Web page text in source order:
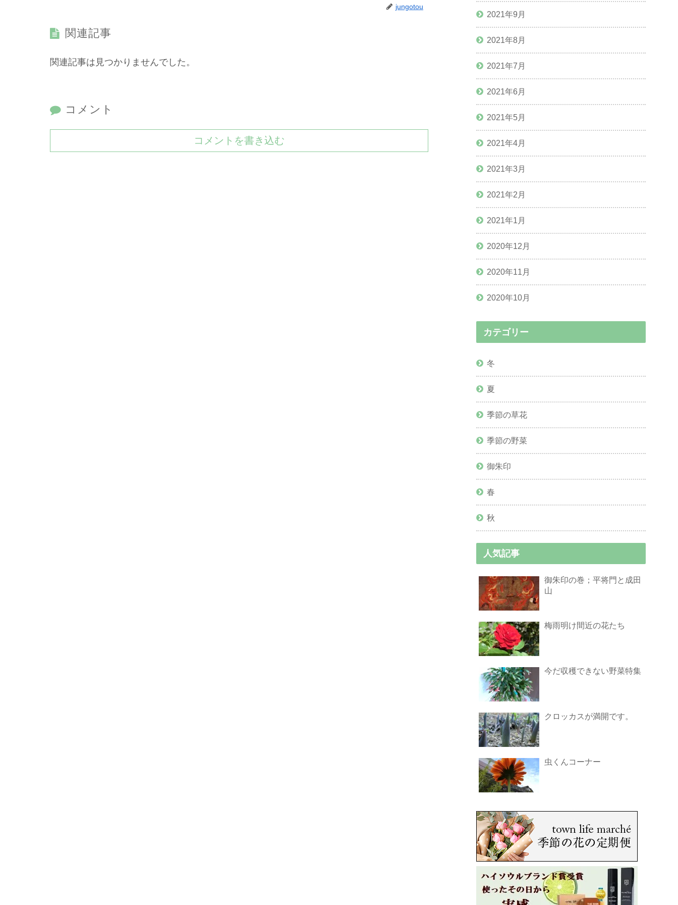
jungotou
関連記事
関連記事は見つかりませんでした。
コメント
コメントを書き込む
2021年9月
2021年8月
2021年7月
2021年6月
2021年5月
2021年4月
2021年3月
2021年2月
2021年1月
2020年12月
2020年11月
2020年10月
カテゴリー
冬
夏
季節の草花
季節の野菜
御朱印
春
秋
人気記事
御朱印の巻；平将門と成田
山
梅雨明け間近の花たち
今だ収穫できない野菜特集
クロッカスが満開です。
虫くんコーナー